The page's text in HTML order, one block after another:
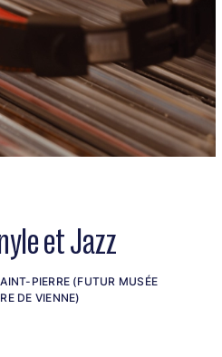
et Jazz
PIERRE (FUTUR MUSÉE
DE VIENNE)